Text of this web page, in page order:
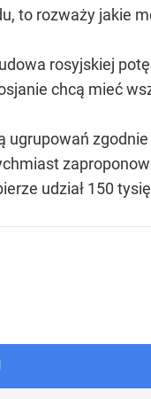
to rozważy jakie
rosyjskiej
chcą mieć
ugrupowań
udział 150